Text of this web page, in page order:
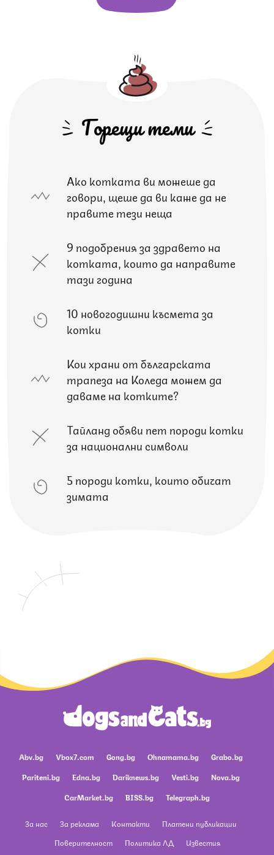
Горещи теми
Ако котката ви можеше да
говори, щеше да ви каже да не
правите тези неща
9 подобрения за здравето на
котката, които да направите
тази година
10 новогодишни късмета за
котки
Кои храни от българската
трапеза на Коледа можем да
даваме на котките?
Тайланд обяви пет породи котки
за национални символи
5 породи котки, които обичат
зимата
Abv.bg Vbox7.com Gong.bg Ohnamama.bg
Grabo.bg
Pariteni.bg
Edna.bg Dariknews.bg Vesti.bg
Nova.bg
CarMarket.bg
BISS.bg Telegraph.bg
За нас За реклама Контакти
Платени публикации
Поверителност
Политика ЛД Известия